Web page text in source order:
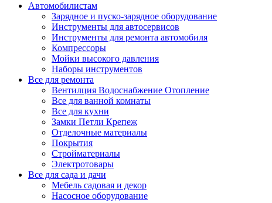
Автомобилистам
Зарядное и пуско-зарядное оборудование
Инструменты для автосервисов
Инструменты для ремонта автомобиля
Компрессоры
Мойки высокого давления
Наборы инструментов
Все для ремонта
Вентилция Водоснабжение Отопление
Все для ванной комнаты
Все для кухни
Замки Петли Крепеж
Отделочные материалы
Покрытия
Стройматериалы
Электротовары
Все для сада и дачи
Мебель садовая и декор
Насосное оборудование